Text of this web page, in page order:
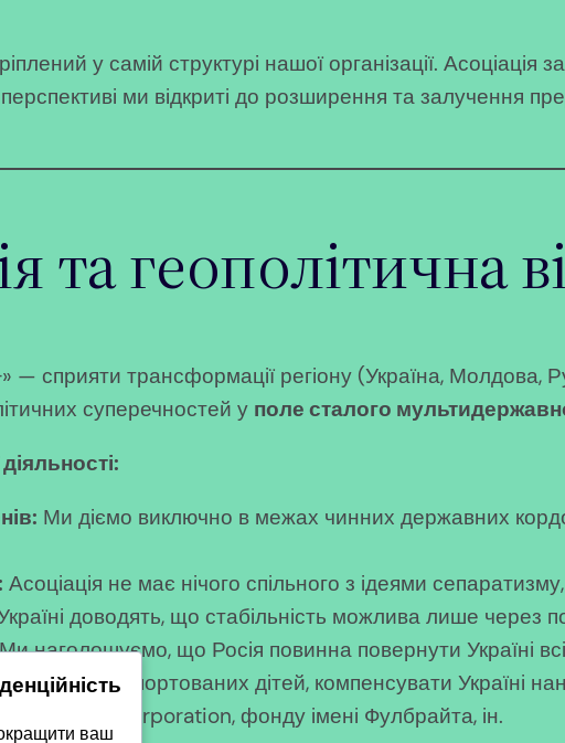
у самій структурі нашої організації.
ми відкриті до розширення та залучення
та геополітична
— сприяти трансформації регіону (Україна, Молдова,
суперечностей у поле сталого
Ми діємо виключно в межах чинних державних
Асоціація не має нічого спільного з ідеями
доводять, що стабільність можлива лише через
наголошуємо, що Росія повинна повернути Україні всі
депортованих дітей, компенсувати Україні
RAND Corporation, фонду імені Фулбрайта, ін.
ваш